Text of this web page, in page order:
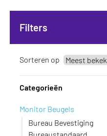
Filters
Sorteren op
Categorieën
Monitor Beugels
Bureau Bevestiging